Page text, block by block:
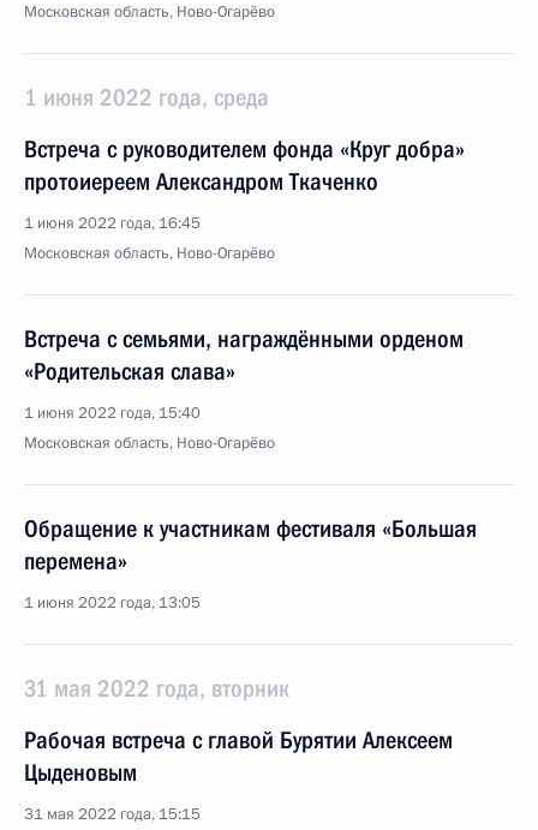
Московская область, Ново-Огарёво
1 июня 2022 года, среда
Встреча с руководителем фонда «Круг добра»
протоиереем Александром Ткаченко
1 июня 2022 года, 16:45
Московская область, Ново-Огарёво
Встреча с семьями, награждёнными орденом
«Родительская слава»
1 июня 2022 года, 15:40
Московская область, Ново-Огарёво
Обращение к участникам фестиваля «Большая
перемена»
1 июня 2022 года, 13:05
31 мая 2022 года, вторник
Рабочая встреча с главой Бурятии Алексеем
Цыденовым
31 мая 2022 года, 15:15